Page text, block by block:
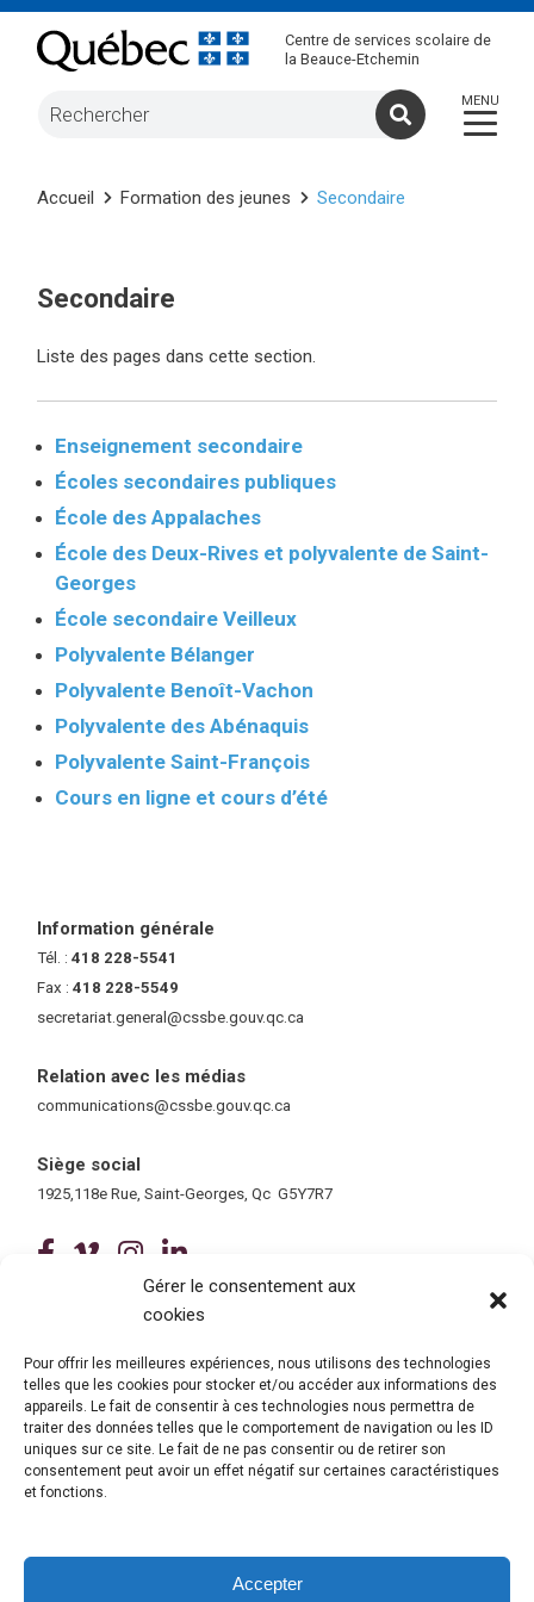
Gérer le consentement aux
cookies
Pour offrir les meilleures expériences, nous utilisons des technologies
telles que les cookies pour stocker et/ou accéder aux informations des
appareils. Le fait de consentir à ces technologies nous permettra de
traiter des données telles que le comportement de navigation ou les ID
uniques sur ce site. Le fait de ne pas consentir ou de retirer son
consentement peut avoir un effet négatif sur certaines caractéristiques
et fonctions.
Accepter
Centre de services scolaire de
la Beauce-Etchemin
Accueil Formation des jeunes Secondaire
Secondaire
Liste des pages dans cette section.
Enseignement secondaire
Écoles secondaires publiques
École des Appalaches
École des Deux-Rives et polyvalente de Saint-
Georges
École secondaire Veilleux
Polyvalente Bélanger
Polyvalente Benoît-Vachon
Polyvalente des Abénaquis
Polyvalente Saint-François
Cours en ligne et cours d’été
Information générale
Tél. :418 228-5541
Fax :418 228-5549
secretariat.general@cssbe.gouv.qc.ca
Relation avec les médias
communications@cssbe.gouv.qc.ca
Siège social
1925,118e Rue, Saint-Georges, Qc G5Y7R7
(ce lien ouvre dans une nouvelle
(ce lien ouvre dans une nouvelle
(ce lien ouvre dans une
Tous droits réservés © 2026 Centre de services scolaire de la
Politique de confidentialité|Accessibilité
Conception site web : Ubéo solutions web(ce lien ouvre dans une nouvelle